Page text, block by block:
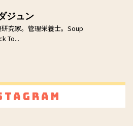
ジュン
究家。管理栄養士。Soup
To...